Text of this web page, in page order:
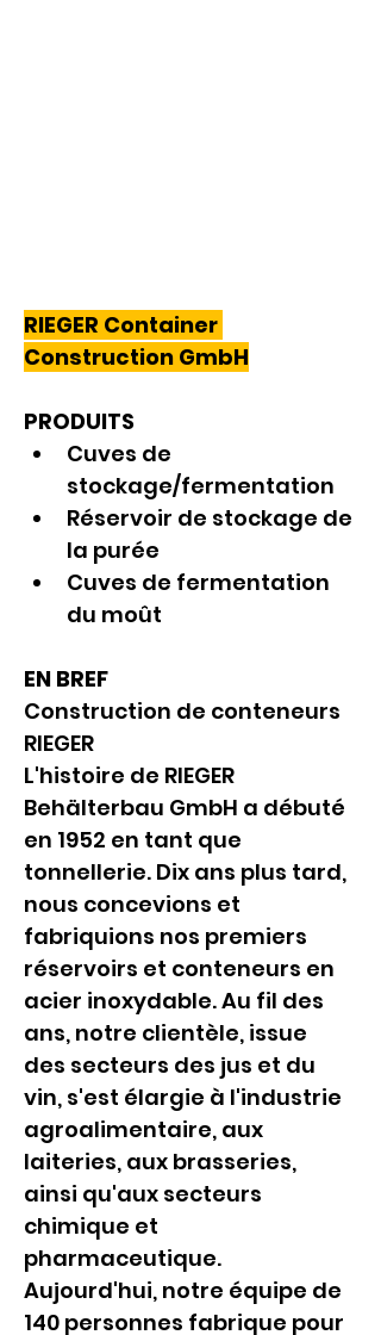
RIEGER Container
Construction GmbH
PRODUITS
Cuves de
stockage/fermentation
Réservoir de stockage de
la purée
Cuves de fermentation
du moût
EN BREF
Construction de conteneurs
RIEGER
L'histoire de RIEGER
Behälterbau GmbH a débuté
en 1952 en tant que
tonnellerie. Dix ans plus tard,
nous concevions et
fabriquions nos premiers
réservoirs et conteneurs en
acier inoxydable. Au fil des
ans, notre clientèle, issue
des secteurs des jus et du
vin, s'est élargie à l'industrie
agroalimentaire, aux
laiteries, aux brasseries,
ainsi qu'aux secteurs
chimique et
pharmaceutique.
Aujourd'hui, notre équipe de
140 personnes fabrique pour